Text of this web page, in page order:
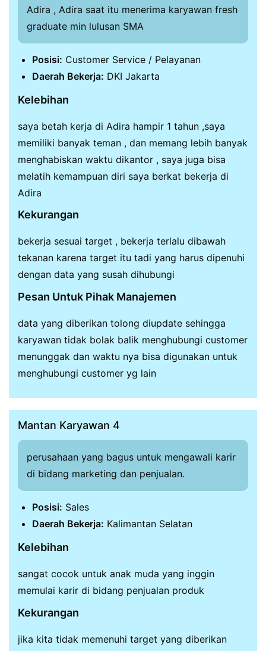
Adira , Adira saat itu menerima karyawan fresh
graduate min lulusan SMA
Posisi: Customer Service / Pelayanan
Daerah Bekerja: DKI Jakarta
Kelebihan
saya betah kerja di Adira hampir 1 tahun ,saya
memiliki banyak teman , dan memang lebih banyak
menghabiskan waktu dikantor , saya juga bisa
melatih kemampuan diri saya berkat bekerja di
Adira
Kekurangan
bekerja sesuai target , bekerja terlalu dibawah
tekanan karena target itu tadi yang harus dipenuhi
dengan data yang susah dihubungi
Pesan Untuk Pihak Manajemen
data yang diberikan tolong diupdate sehingga
karyawan tidak bolak balik menghubungi customer
menunggak dan waktu nya bisa digunakan untuk
menghubungi customer yg lain
Mantan Karyawan 4
perusahaan yang bagus untuk mengawali karir
di bidang marketing dan penjualan.
Posisi: Sales
Daerah Bekerja: Kalimantan Selatan
Kelebihan
sangat cocok untuk anak muda yang inggin
memulai karir di bidang penjualan produk
Kekurangan
jika kita tidak memenuhi target yang diberikan